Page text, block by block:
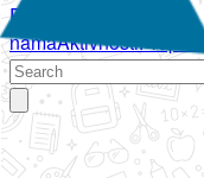
Početna
namaAktivnostiPropisi